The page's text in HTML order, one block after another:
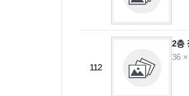
112
2층
36 ×